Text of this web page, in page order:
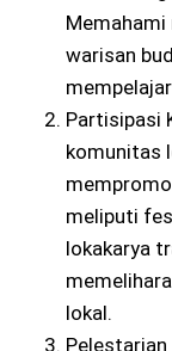
warisan
Partisipasi
komunitas
meliputi
lokakarya
lokal.
Pelestarian